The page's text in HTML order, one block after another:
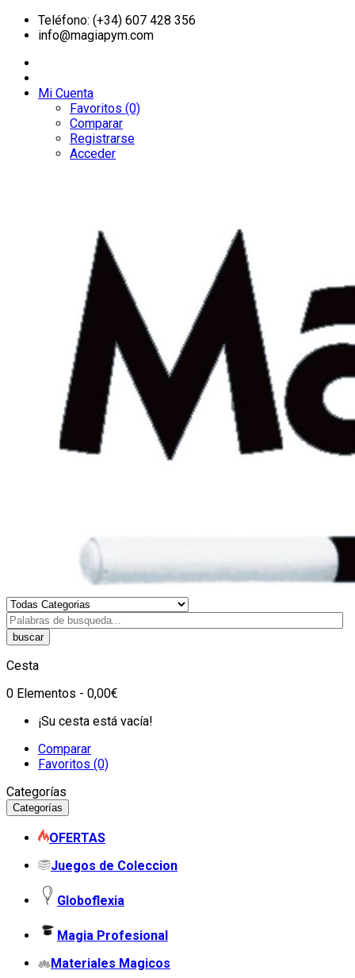
Teléfono: (+34) 607 428 356
info@magiapym.com
Mi Cuenta
Favoritos (0)
Comparar
Registrarse
Acceder
buscar
Cesta
0 Elementos - 0,00€
¡Su cesta está vacía!
Comparar
Favoritos (0)
Categorías
Categorías
OFERTAS
Juegos de Coleccion
Globoflexia
Magia Profesional
Materiales Magicos